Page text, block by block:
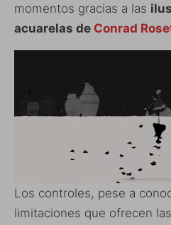
momentos gracias a las
acuarelas de Conrad
Los controles, pese a
limitaciones que ofrecen